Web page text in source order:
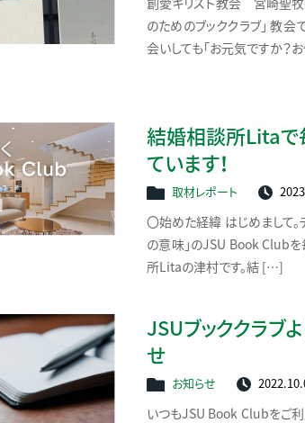
のためのブッククラブ」 教
会いしても「お元気ですか？
結婚相談所Lita
ています！
取材レポート
〇始めた経緯 はじめまして。
の意味」のJSU Book Club
所Litaの津村です。結 […]
JSUブッククラブ
せ
お知らせ
いつもJSU Book Clubをご